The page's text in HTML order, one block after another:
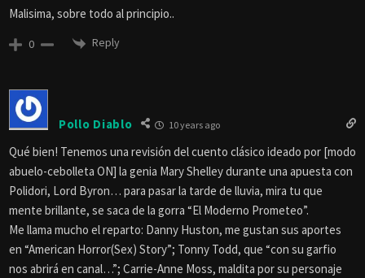
Malisima, sobre todo al principio..
0 Reply
Pollo Diablo 10 years ago
Qué bien! Tenemos una revisión del cuento clásico ideado por [modo
abuelo-cebolleta ON] la genia Mary Shelley durante una apuesta con
Polidori, Lord Byron… para pasar la tarde de lluvia, mira tu que
mente brillante, se saca de la gorra “El Moderno Prometeo”.
Me llama mucho el reparto: Danny Huston, me gustan sus aportes
en “American Horror(Sex) Story”; Tonny Todd, que “con su garfio
nos abrirá en canal…”; Carrie-Anne Moss, maldita por su personaje